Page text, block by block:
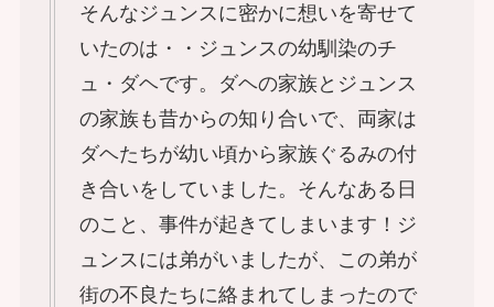
そんなジュンスに密かに想いを寄せて
いたのは・・ジュンスの幼馴染のチ
ュ・ダヘです。ダヘの家族とジュンス
の家族も昔からの知り合いで、両家は
ダヘたちが幼い頃から家族ぐるみの付
き合いをしていました。そんなある日
のこと、事件が起きてしまいます！ジ
ュンスには弟がいましたが、この弟が
街の不良たちに絡まれてしまったので